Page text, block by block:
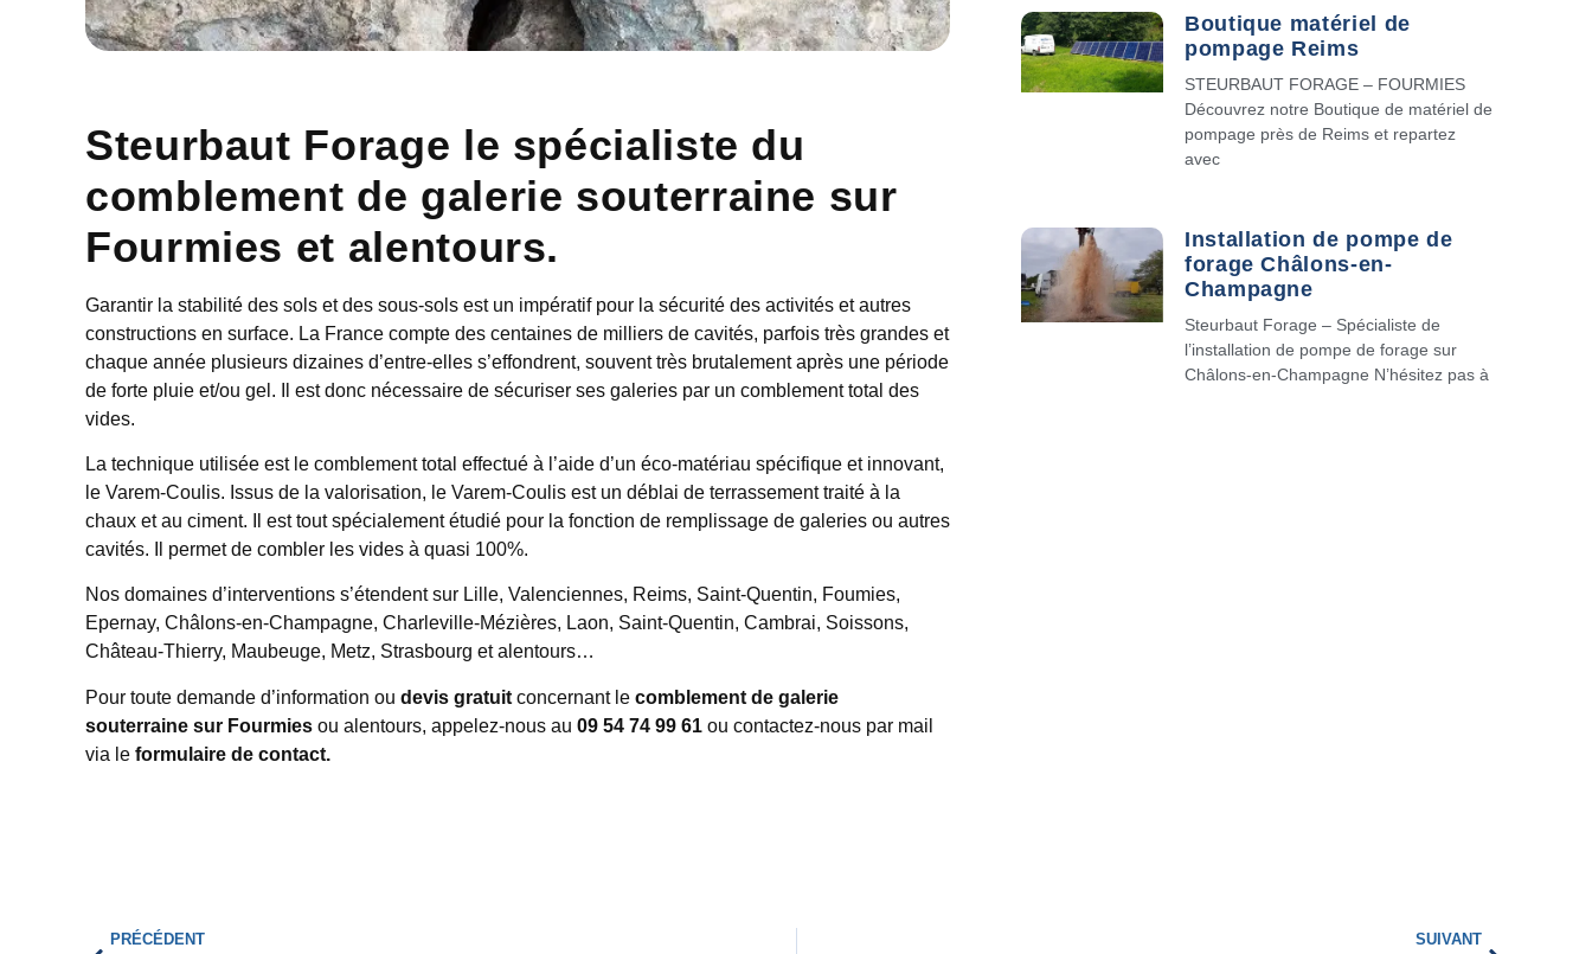
Steurbaut Forage le spécialiste du
comblement de galerie souterraine sur
Fourmies et alentours.
Garantir la stabilité des sols et des sous-sols est un impératif pour la sécurité des activités et autres
constructions en surface. La France compte des centaines de milliers de cavités, parfois très grandes et
chaque année plusieurs dizaines d’entre-elles s’effondrent, souvent très brutalement après une période
de forte pluie et/ou gel. Il est donc nécessaire de sécuriser ses galeries par un comblement total des
vides.
La technique utilisée est le comblement total effectué à l’aide d’un éco-matériau spécifique et innovant,
le Varem-Coulis. Issus de la valorisation, le Varem-Coulis est un déblai de terrassement traité à la
chaux et au ciment. Il est tout spécialement étudié pour la fonction de remplissage de galeries ou autres
cavités. Il permet de combler les vides à quasi 100%.
Nos domaines d’interventions s’étendent sur Lille, Valenciennes, Reims, Saint-Quentin, Foumies,
Epernay, Châlons-en-Champagne, Charleville-Mézières, Laon, Saint-Quentin, Cambrai, Soissons,
Château-Thierry, Maubeuge, Metz, Strasbourg et alentours…
Pour toute demande d’information ou devis gratuit concernant le comblement de galerie
souterraine sur Fourmies ou alentours, appelez-nous au 09 54 74 99 61 ou contactez-nous par mail
via le formulaire de contact.
Boutique matériel de
pompage Reims
STEURBAUT FORAGE – FOURMIES
Découvrez notre Boutique de matériel de
pompage près de Reims et repartez
avec
Installation de pompe de
forage Châlons-en-
Champagne
Steurbaut Forage – Spécialiste de
l’installation de pompe de forage sur
Châlons-en-Champagne N’hésitez pas à
PRÉCÉDENT SUIVANT